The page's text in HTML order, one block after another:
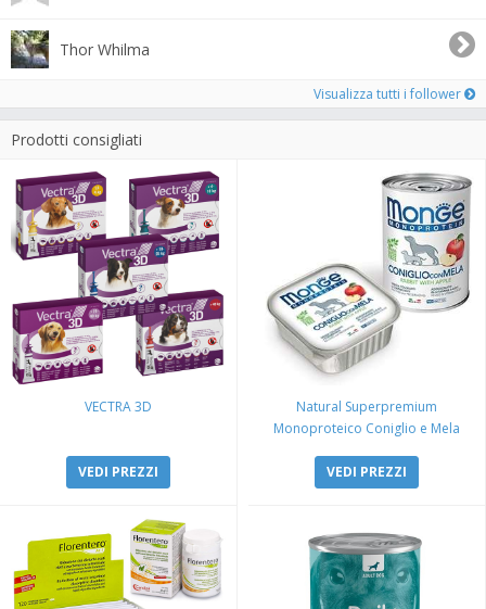
Thor Whilma
Visualizza tutti i follower
Prodotti consigliati
VECTRA 3D
VEDI PREZZI
Natural Superpremium
Monoproteico Coniglio e Mela
VEDI PREZZI